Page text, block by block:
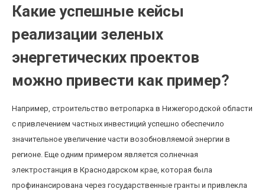
Какие успешные кейсы
реализации зеленых
энергетических проектов
можно привести как пример?
Например, строительство ветропарка в Нижегородской области
с привлечением частных инвестиций успешно обеспечило
значительное увеличение части возобновляемой энергии в
регионе. Еще одним примером является солнечная
электростанция в Краснодарском крае, которая была
профинансирована через государственные гранты и привлекла